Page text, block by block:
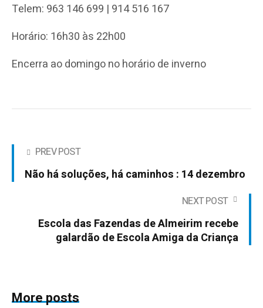
Telem: 963 146 699 | 914 516 167
Horário: 16h30 às 22h00
Encerra ao domingo no horário de inverno
PREV POST
Não há soluções, há caminhos : 14 dezembro
NEXT POST
Escola das Fazendas de Almeirim recebe
galardão de Escola Amiga da Criança
More posts